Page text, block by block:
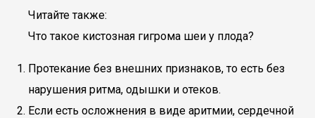
Читайте также:
Что такое кистозная гигрома шеи у плода?
Протекание без внешних признаков, то есть без
нарушения ритма, одышки и отеков.
Если есть осложнения в виде аритмии, сердечной